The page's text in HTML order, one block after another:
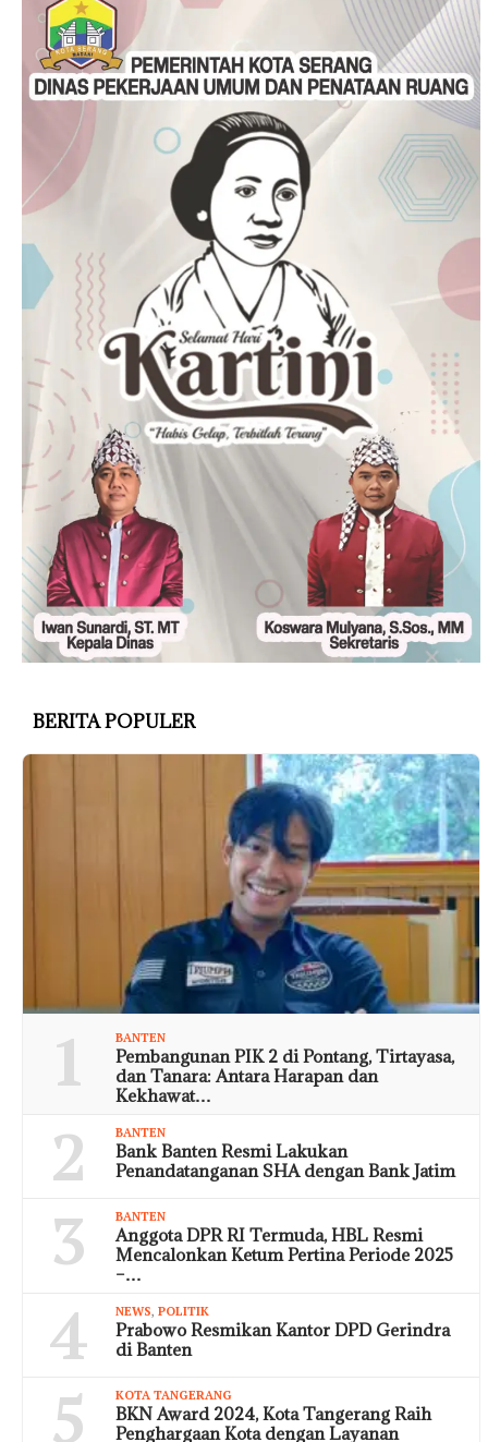
BERITA POPULER
1 BANTEN
Pembangunan PIK 2 di Pontang, Tirtayasa,
dan Tanara: Antara Harapan dan
Kekhawat…
2 BANTEN
Bank Banten Resmi Lakukan
Penandatanganan SHA dengan Bank Jatim
3 BANTEN
Anggota DPR RI Termuda, HBL Resmi
Mencalonkan Ketum Pertina Periode 2025
–…
4 NEWS, POLITIK
Prabowo Resmikan Kantor DPD Gerindra
di Banten
5 KOTA TANGERANG
BKN Award 2024, Kota Tangerang Raih
Penghargaan Kota dengan Layanan